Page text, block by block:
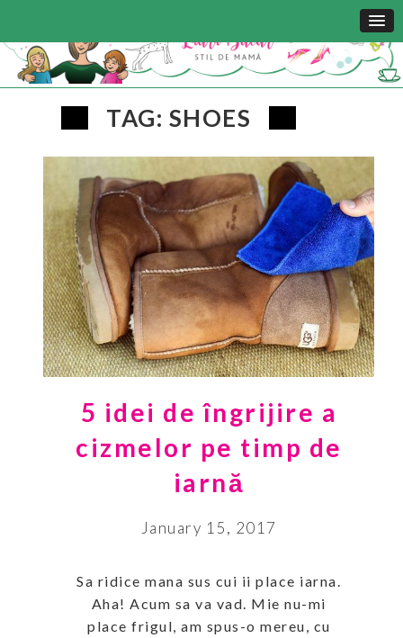
TAG: SHOES
5 idei de îngrijire a
cizmelor pe timp de
iarnă
January 15, 2017
Sa ridice mana sus cui ii place iarna.
Aha! Acum sa va vad. Mie nu-mi
place frigul, am spus-o mereu, cu